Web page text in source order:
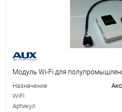
Модуль Wi-Fi для
Назначение
WiFi
Артикул